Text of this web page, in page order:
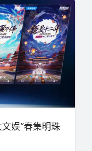
娱“春集明珠